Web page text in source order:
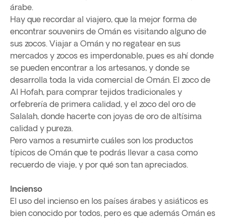
árabe.
Hay que recordar al viajero, que la mejor forma de
encontrar souvenirs de Omán es visitando alguno de
sus zocos. Viajar a Omán y no regatear en sus
mercados y zocos es imperdonable, pues es ahí donde
se pueden encontrar a los artesanos, y donde se
desarrolla toda la vida comercial de Omán. El zoco de
Al Hofah, para comprar tejidos tradicionales y
orfebrería de primera calidad, y el zoco del oro de
Salalah, donde hacerte con joyas de oro de altísima
calidad y pureza.
Pero vamos a resumirte cuáles son los productos
típicos de Omán que te podrás llevar a casa como
recuerdo de viaje, y por qué son tan apreciados.
Incienso
El uso del incienso en los países árabes y asiáticos es
bien conocido por todos, pero es que además Omán es